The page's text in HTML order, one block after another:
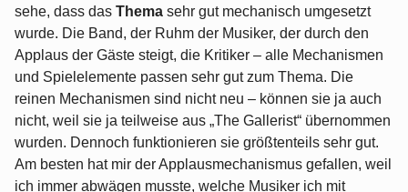
sehe, dass das Thema sehr gut mechanisch umgesetzt
wurde. Die Band, der Ruhm der Musiker, der durch den
Applaus der Gäste steigt, die Kritiker – alle Mechanismen
und Spielelemente passen sehr gut zum Thema. Die
reinen Mechanismen sind nicht neu – können sie ja auch
nicht, weil sie ja teilweise aus „The Gallerist“ übernommen
wurden. Dennoch funktionieren sie größtenteils sehr gut.
Am besten hat mir der Applausmechanismus gefallen, weil
ich immer abwägen musste, welche Musiker ich mit